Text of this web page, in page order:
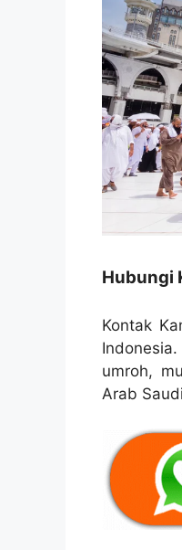
Hubungi
Kontak
umroh,
Arab